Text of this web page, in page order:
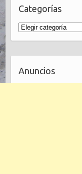
Categorías
Anuncios